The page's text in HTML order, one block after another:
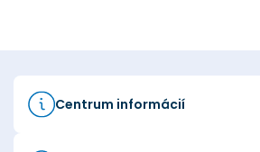
Centrum informácií